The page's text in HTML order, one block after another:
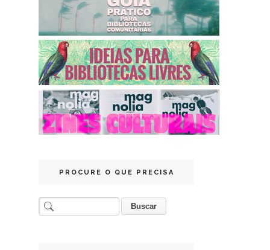
PROCURE O QUE PRECISA